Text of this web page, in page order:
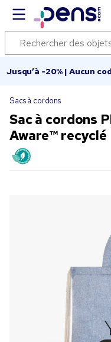
Jusqu’à -20% | Aucun
Sacs à cordons
Sac à cordons
Aware™ recyclé